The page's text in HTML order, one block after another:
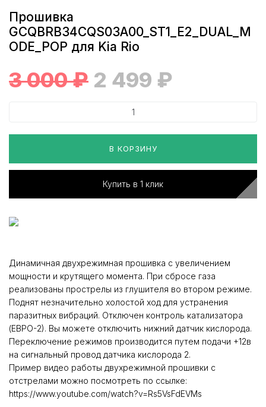
Прошивка
GCQBRB34CQS03A00_ST1_E2_DUAL_M
ODE_POP для Kia Rio
3 000₽ 2 499 ₽
В КОРЗИНУ
Купить в 1 клик
Динамичная двухрежимная прошивка с увеличением
мощности и крутящего момента. При сбросе газа
реализованы прострелы из глушителя во втором режиме.
Поднят незначительно холостой ход для устранения
паразитных вибраций. Отключен контроль катализатора
(ЕВРО-2). Вы можете отключить нижний датчик кислорода.
Переключение режимов производится путем подачи +12в
на сигнальный провод датчика кислорода 2.
Пример видео работы двухрежимной прошивки с
отстрелами можно посмотреть по ссылке:
https://www.youtube.com/watch?v=Rs5VsFdEVMs